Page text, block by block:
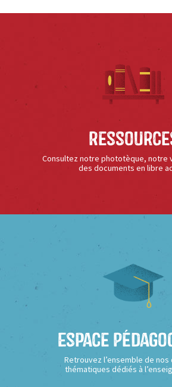
Consultez notre phototèque, notre
des documents en libre
Espace
Retrouvez l’ensemble de
thématiques dédiés à